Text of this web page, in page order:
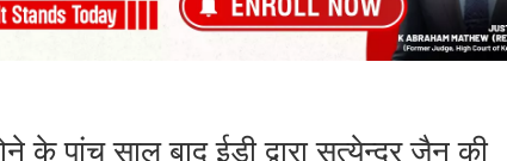
के पांच साल बाद ईडी द्वारा सत्येन्द्र जैन की